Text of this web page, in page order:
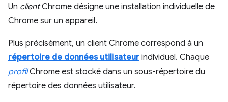
Un clientChrome désigne une installation individuelle de
Chrome sur un appareil.
Plus précisément, un client Chrome correspond à un
répertoire de données utilisateur individuel. Chaque
profilChrome est stocké dans un sous-répertoire du
répertoire des données utilisateur.